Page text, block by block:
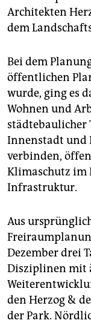
Architekten
dem
Bei dem
öffentlichen
wurde, ging es
Wohnen und
städtebaulicher
Innenstadt und
verbinden,
Klimaschutz im
Infrastruktur.
Aus
Dezember drei
Disziplinen mit
den Herzog &
der Park.